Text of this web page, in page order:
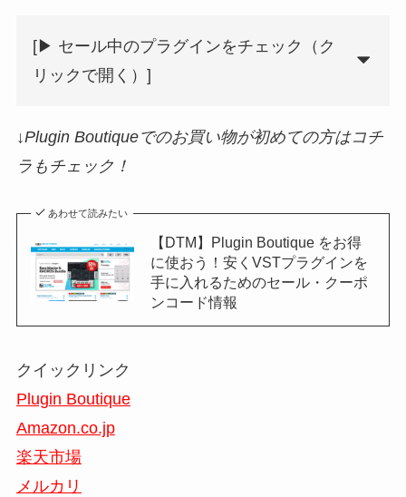
[▶︎ セール中のプラグインをチェック（ク
リックで開く）]
↓Plugin Boutiqueでのお買い物が初めての方はコチ
ラもチェック！
あわせて読みたい
【DTM】Plugin Boutique をお得
に使おう！安くVSTプラグインを
手に入れるためのセール・クーポ
ンコード情報
クイックリンク
Plugin Boutique
Amazon.co.jp
楽天市場
メルカリ